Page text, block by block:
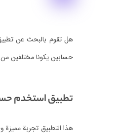
هل تقوم بالبحث عن
حسابين يكونا مختلفين
تطبيق استخدم
هذا التطبيق تجربة مميزة